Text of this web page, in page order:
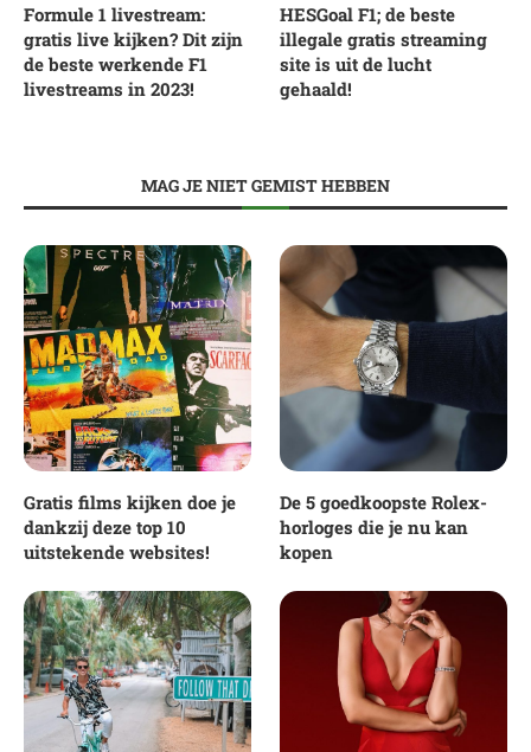
Formule 1 livestream:
gratis live kijken? Dit zijn
de beste werkende F1
livestreams in 2023!
HESGoal F1; de beste
illegale gratis streaming
site is uit de lucht
gehaald!
MAG JE NIET GEMIST HEBBEN
Gratis films kijken doe je
dankzij deze top 10
uitstekende websites!
De 5 goedkoopste Rolex-
horloges die je nu kan
kopen